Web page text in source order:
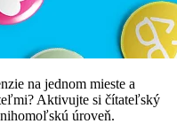
na jednom mieste a
Aktivujte si čítateľský
úroveň.